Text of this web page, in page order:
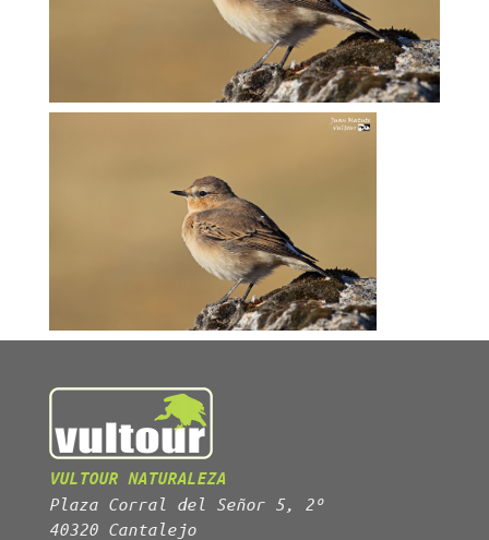
VULTOUR NATURALEZA
Plaza Corral del Señor 5, 2º
40320 Cantalejo